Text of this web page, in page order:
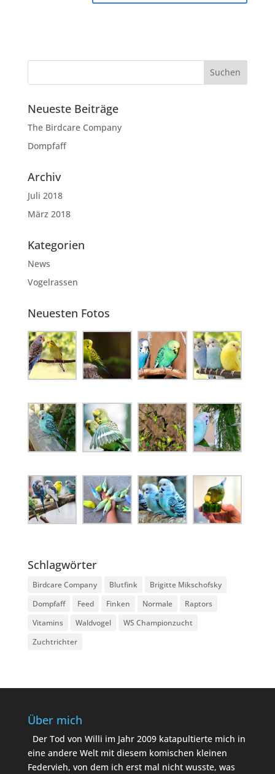
Neueste Beiträge
The Birdcare Company
Dompfaff
Archiv
Juli 2018
März 2018
Kategorien
News
Vogelrassen
Neuesten Fotos
Schlagwörter
Birdcare Company Blutfink
Brigitte Mikschofsky
Dompfaff
Feed Finken Normale
Raptors
Vitamins
Waldvogel
WS Championzucht
Zuchtrichter
Über mich
Der Tod von Willi im Jahr 2009 katapultierte mich in
eine andere Welt mit diesem komischen kleinen
Federvieh, von dem ich erst mal nicht wusste, was